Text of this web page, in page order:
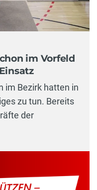
im Vorfeld
im Bezirk hatten in
zu tun. Bereits
der